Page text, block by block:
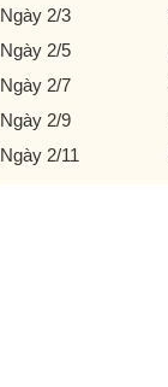
Ngày 2/3
Ngày 2/5
Ngày 2/7
Ngày 2/9
Ngày 2/11